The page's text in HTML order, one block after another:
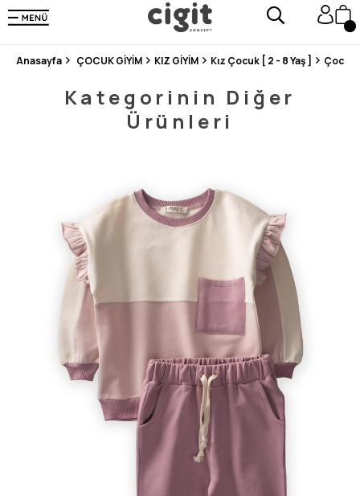
250.000'DEN FAZLA DEĞERLENDİRMEDE 5 ÜZERİNDEN 4.8 PUAN ALDI ⭐⭐⭐⭐⭐
3 MİLYONDAN FAZLA MUTLU MÜŞTERİ ❤️ 10 MİLYON ÜRÜN
Anasayfa ÇOCUK GİYİM KIZ GİYİM Kız Çocuk [ 2 - 8 Yaş ] Çocuk
Kategorinin Diğer
Ürünleri